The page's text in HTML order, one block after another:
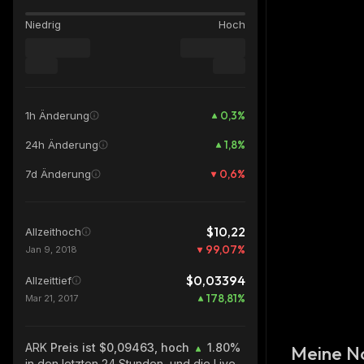
Niedrig Hoch
1h Änderung 0,3%
24h Änderung 1,8%
7d Änderung 0,6%
Allzeithoch $10,22
Jan 9, 2018 99,07%
Allzeittief $0,03394
Mar 21, 2017 178,81%
ARK Preis ist $0,09463, hoch
1.80%
Meine